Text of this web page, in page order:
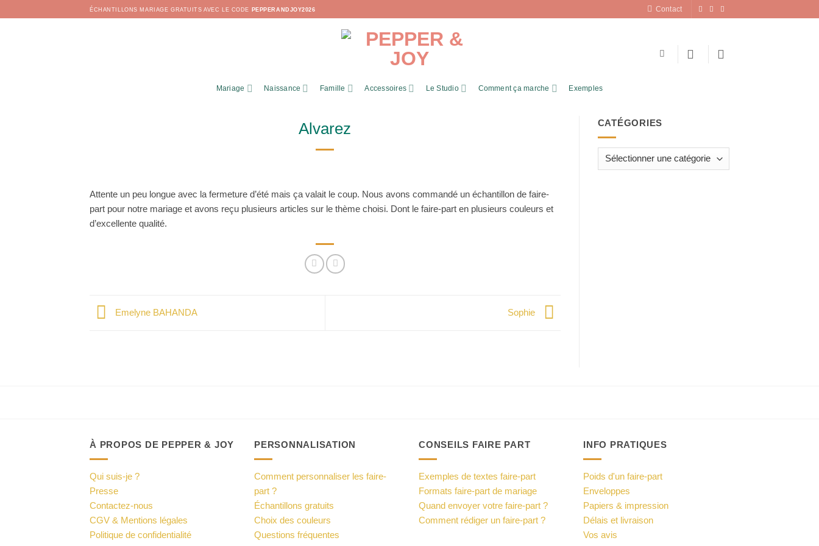
au
ÉCHANTILLONS MARIAGE GRATUITS AVEC LE CODE PEPPERANDJOY2026 Contact
Mariage Naissance Famille Accessoires Le Studio Comment ça marche Exemples
Alvarez
Attente un peu longue avec la fermeture d’été mais ça valait le coup. Nous avons commandé un échantillon de faire-
part pour notre mariage et avons reçu plusieurs articles sur le thème choisi. Dont le faire-part en plusieurs couleurs et
d’excellente qualité.
Emelyne BAHANDA Sophie
CATÉGORIES
Catégories
À PROPOS DE PEPPER & JOY
Qui suis-je ?
Presse
Contactez-nous
CGV & Mentions légales
Politique de confidentialité
PERSONNALISATION
Comment personnaliser les faire-
part ?
Échantillons gratuits
Choix des couleurs
Questions fréquentes
CONSEILS FAIRE PART
Exemples de textes faire-part
Formats faire-part de mariage
Quand envoyer votre faire-part ?
Comment rédiger un faire-part ?
INFO PRATIQUES
Poids d'un faire-part
Enveloppes
Papiers & impression
Délais et livraison
Vos avis